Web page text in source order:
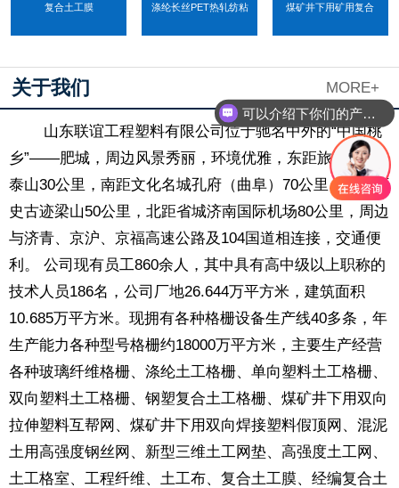
复合土工膜 涤纶长丝PET热轧纺粘 煤矿井下用矿用复合
关于我们 MORE+
山东联谊工程塑料有限公司位于驰名中外的“中国桃
乡”——肥城，周边风景秀丽，环境优雅，东距旅游胜地
泰山30公里，南距文化名城孔府（曲阜）70公里，西距历
史古迹梁山50公里，北距省城济南国际机场80公里，周边
与济青、京沪、京福高速公路及104国道相连接，交通便
利。 公司现有员工860余人，其中具有高中级以上职称的
技术人员186名，公司厂地26.644万平方米，建筑面积
10.685万平方米。现拥有各种格栅设备生产线40多条，年
生产能力各种型号格栅约18000万平方米，主要生产经营
各种玻璃纤维格栅、涤纶土工格栅、单向塑料土工格栅、
双向塑料土工格栅、钢塑复合土工格栅、煤矿井下用双向
拉伸塑料互帮网、煤矿井下用双向焊接塑料假顶网、混泥
土用高强度钢丝网、新型三维土工网垫、高强度土工网、
土工格室、工程纤维、土工布、复合土工膜、经编复合土
可以介绍下你们的产品么
你们是怎么收费的呢